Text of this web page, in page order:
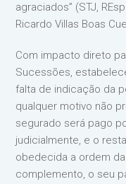
agraciados” (STJ,
Ricardo Villas Boas
Com impacto direto
Sucessões,
falta de indicação da
qualquer motivo não
segurado será pago
judicialmente, e o
obedecida a ordem
complemento, o seu